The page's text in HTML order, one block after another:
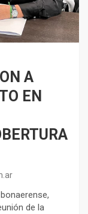
A
EN
de la